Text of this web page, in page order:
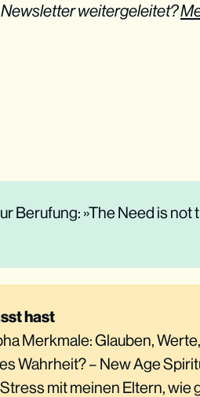
weitergeleitet?
Berufung: »The Need is
hast
Merkmale: Glauben,
Wahrheit? – New Age
mit meinen Eltern, wie